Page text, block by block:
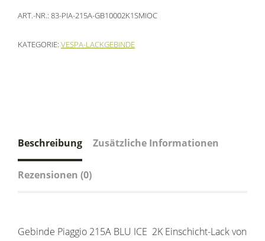
ART.-NR.: 83-PIA-215A-GB10002K1SMIOC
KATEGORIE: VESPA-LACKGEBINDE
Beschreibung Zusätzliche Informationen
Rezensionen (0)
Gebinde Piaggio 215A BLU ICE 2K Einschicht-Lack von